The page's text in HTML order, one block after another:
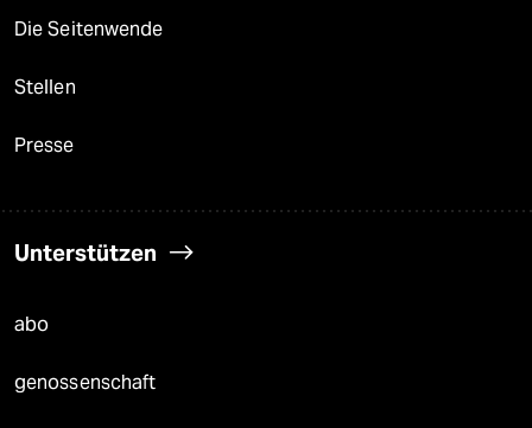
Die Seitenwende
Stellen
Presse
Unterstützen
abo
genossenschaft